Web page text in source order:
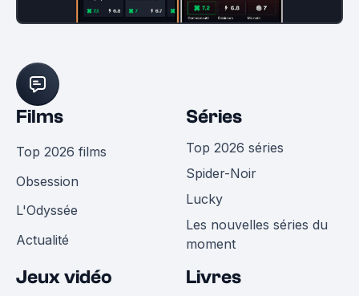
Films
Top 2026 films
Obsession
L'Odyssée
Actualité
Séries
Top 2026 séries
Spider-Noir
Lucky
Les nouvelles séries du
moment
Jeux vidéo Livres